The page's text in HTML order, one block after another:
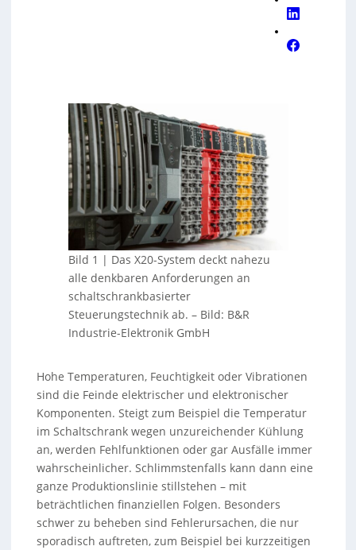
Bild 1 | Das X20-System deckt nahezu
alle denkbaren Anforderungen an
schaltschrankbasierter
Steuerungstechnik ab. – Bild: B&R
Industrie-Elektronik GmbH
Hohe Temperaturen, Feuchtigkeit oder Vibrationen
sind die Feinde elektrischer und elektronischer
Komponenten. Steigt zum Beispiel die Temperatur
im Schaltschrank wegen unzureichender Kühlung
an, werden Fehlfunktionen oder gar Ausfälle immer
wahrscheinlicher. Schlimmstenfalls kann dann eine
ganze Produktionslinie stillstehen – mit
beträchtlichen finanziellen Folgen. Besonders
schwer zu beheben sind Fehlerursachen, die nur
sporadisch auftreten, zum Beispiel bei kurzzeitigen